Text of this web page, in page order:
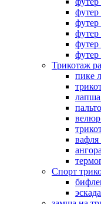
футер
футер
футер
футер
футер
Трикотаж
пике
вафля
ангора
Спорт